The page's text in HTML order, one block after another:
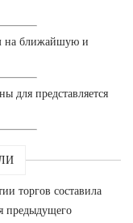
на ближайшую и
для представляется
торгов составила
предыдущего